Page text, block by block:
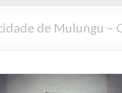
de Mulungu –